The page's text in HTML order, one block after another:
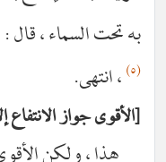
به تحت السماء ،
(٥) ، انتهى.
الأقوى جواز